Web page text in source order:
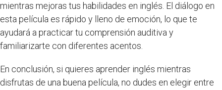
mientras mejoras tus habilidades en inglés. El diálogo en
esta película es rápido y lleno de emoción, lo que te
ayudará a practicar tu comprensión auditiva y
familiarizarte con diferentes acentos.
En conclusión, si quieres aprender inglés mientras
disfrutas de una buena película, no dudes en elegir entre